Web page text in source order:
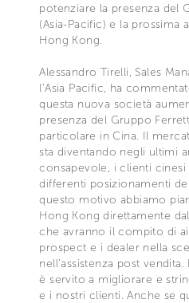
potenziare la presenza del
(Asia-Pacific) e la prossima
Hong Kong.
Alessandro Tirelli, Sales
l’Asia Pacific, ha
questa nuova società
presenza del Gruppo
particolare in Cina. Il
sta diventando negli ultimi
consapevole, i clienti
differenti posizionamenti
questo motivo abbiamo
Hong Kong direttamente
che avranno il compito di
prospect e i dealer nella
nell’assistenza post
è servito a migliorare e
e i nostri clienti. Anche se